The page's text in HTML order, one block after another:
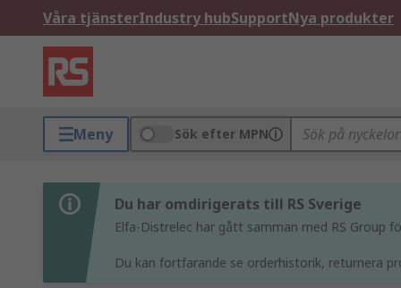
Våra tjänsterIndustry hubSupportNya produkter
Meny Sök efter MPN
Du har omdirigerats till RS Sverige
Elfa-Distrelec har gått samman med RS Group
Du kan fortfarande se orderhistorik, returnera